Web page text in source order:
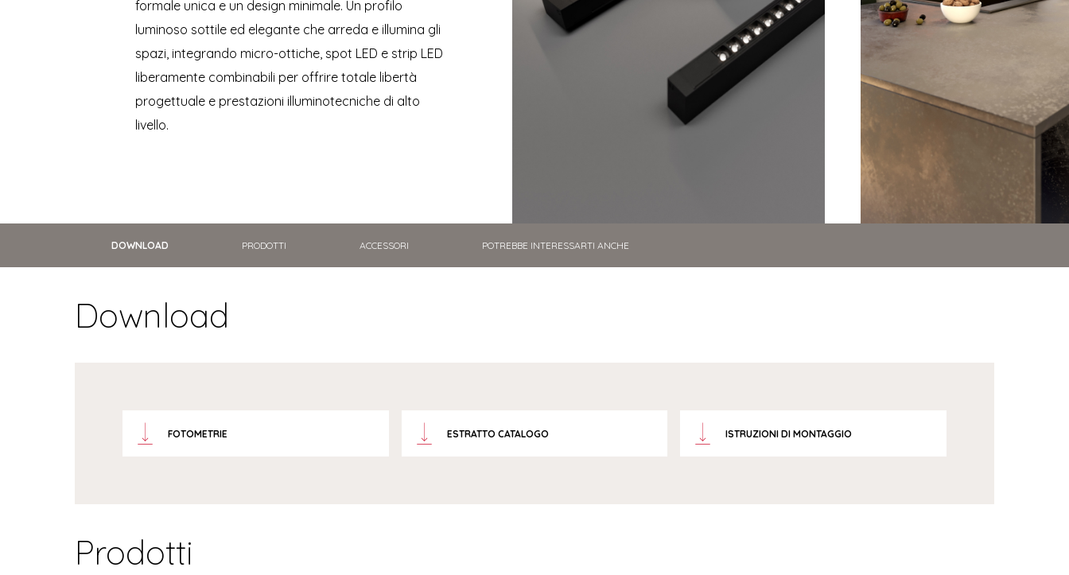
formale unica e un design minimale. Un profilo
luminoso sottile ed elegante che arreda e illumina gli
spazi, integrando micro-ottiche, spot LED e strip LED
liberamente combinabili per offrire totale libertà
progettuale e prestazioni illuminotecniche di alto
livello.
DOWNLOAD PRODOTTI ACCESSORI POTREBBE INTERESSARTI ANCHE
Download
FOTOMETRIE ESTRATTO CATALOGO ISTRUZIONI DI MONTAGGIO
Prodotti